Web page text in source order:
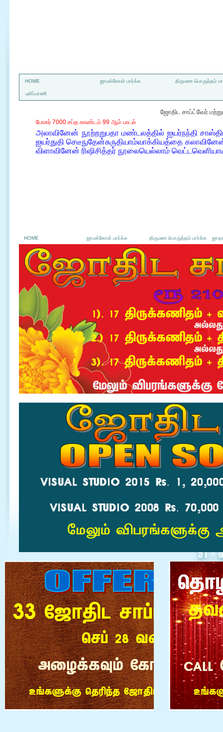
HOME ஜாமக்கோள் பார்க்க திருமண பொருத்தம்
புலிப்பாணி
ஜோதிட சாப்ட்வேர்
போகர் 7000 சப்த காண்டம் 99 ஆம் பாடல்
அலாவினேன் நூற்றறுபதா மண்டலத்தில் ஐயர்நந்தி
ஐயர்துதி செடீநுதேன்சுருதியாம்வாக்கியத்தை
விளாவினேன் ரிஷிசித்தர் நூலையெல்லாம்
HOME ஜாமக்கோள் பார்க்க திருமண பொருத்தம் பார்க்க